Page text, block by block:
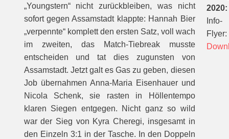
„Youngstern“ nicht zurückbleiben, was nicht
sofort gegen Assamstadt klappte: Hannah Bier
„verpennte“ komplett den ersten Satz, voll wach
im zweiten, das Match-Tiebreak musste
entscheiden und tat dies zugunsten von
Assamstadt. Jetzt galt es Gas zu geben, diesen
Job übernahmen Anna-Maria Eisenhauer und
Nicola Schenk, sie rasten in Höllentempo
klaren Siegen entgegen. Nicht ganz so wild
war der Sieg von Kyra Cheregi, insgesamt in
den Einzeln 3:1 in der Tasche. In den Doppeln
2020:
Info-
Flyer: